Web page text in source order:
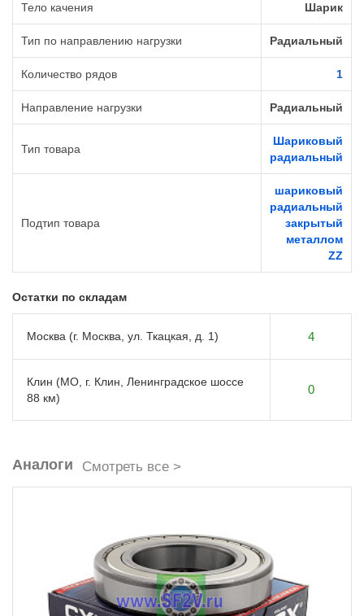
Тело качения Шарик
Тип по направлению нагрузки Радиальный
Количество рядов 1
Направление нагрузки Радиальный
Тип товара
Шариковый
радиальный
Подтип товара
шариковый
радиальный
закрытый
металлом
ZZ
Остатки по складам
Москва (г. Москва, ул. Ткацкая, д. 1) 4
Клин (МО, г. Клин, Ленинградское шоссе
88 км)
0
Аналоги Смотреть все >